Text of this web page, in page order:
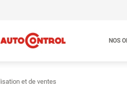
NOS
et de ventes